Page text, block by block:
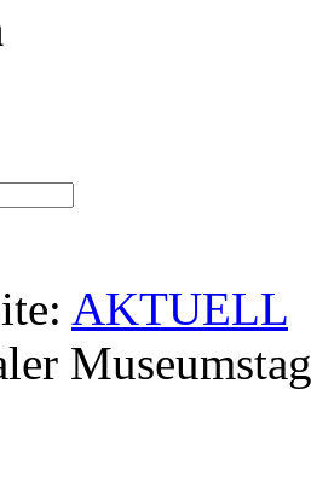
AKTUELL